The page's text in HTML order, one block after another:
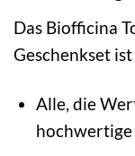
Das Biofficina
Geschenkset
Alle, die